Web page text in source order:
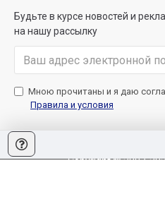
Будьте в курсе новостей и
на нашу рассылку
Мною прочитаны и я даю
Правила и условия
Copyright © 2007-